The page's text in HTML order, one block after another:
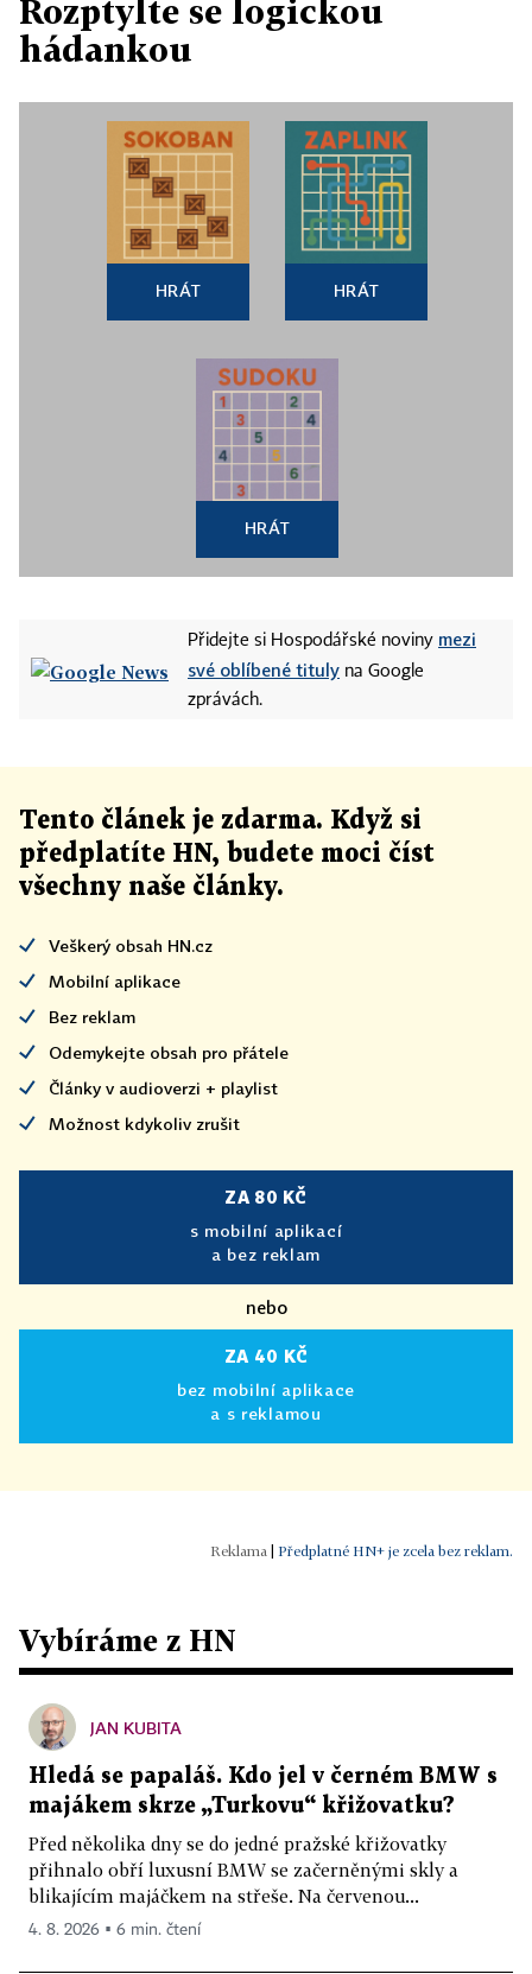
Rozptylte se logickou
hádankou
HRÁT HRÁT
HRÁT
Přidejte si Hospodářské noviny mezi
své oblíbené tituly na Google
zprávách.
Tento článek je zdarma. Když si
předplatíte HN, budete moci číst
všechny naše články.
Veškerý obsah HN.cz
Mobilní aplikace
Bez reklam
Odemykejte obsah pro přátele
Články v audioverzi + playlist
Možnost kdykoliv zrušit
ZA 80 KČ
s mobilní aplikací
a bez reklam
nebo
ZA 40 KČ
bez mobilní aplikace
a s reklamou
Předplatné HN+ je zcela bez reklam.
Vybíráme z HN
JAN KUBITA
Hledá se papaláš. Kdo jel v černém BMW s
majákem skrze „Turkovu“ křižovatku?
Před několika dny se do jedné pražské křižovatky
přihnalo obří luxusní BMW se začerněnými skly a
blikajícím majáčkem na střeše. Na červenou...
4. 8. 2026 ▪ 6 min. čtení